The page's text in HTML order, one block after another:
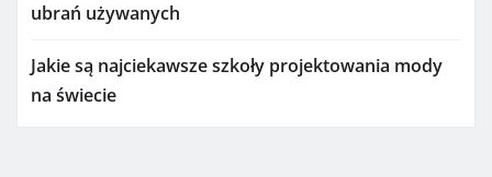
ubrań używanych
Jakie są najciekawsze szkoły projektowania mody
na świecie